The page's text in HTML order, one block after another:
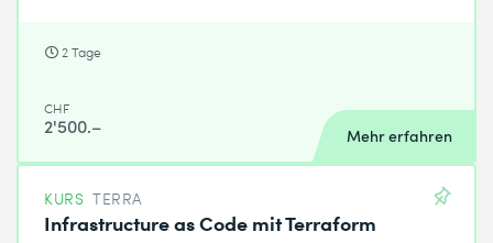
2 Tage
CHF
2'500.– Mehr erfahren
KURS TERRA
Infrastructure as Code mit Terraform